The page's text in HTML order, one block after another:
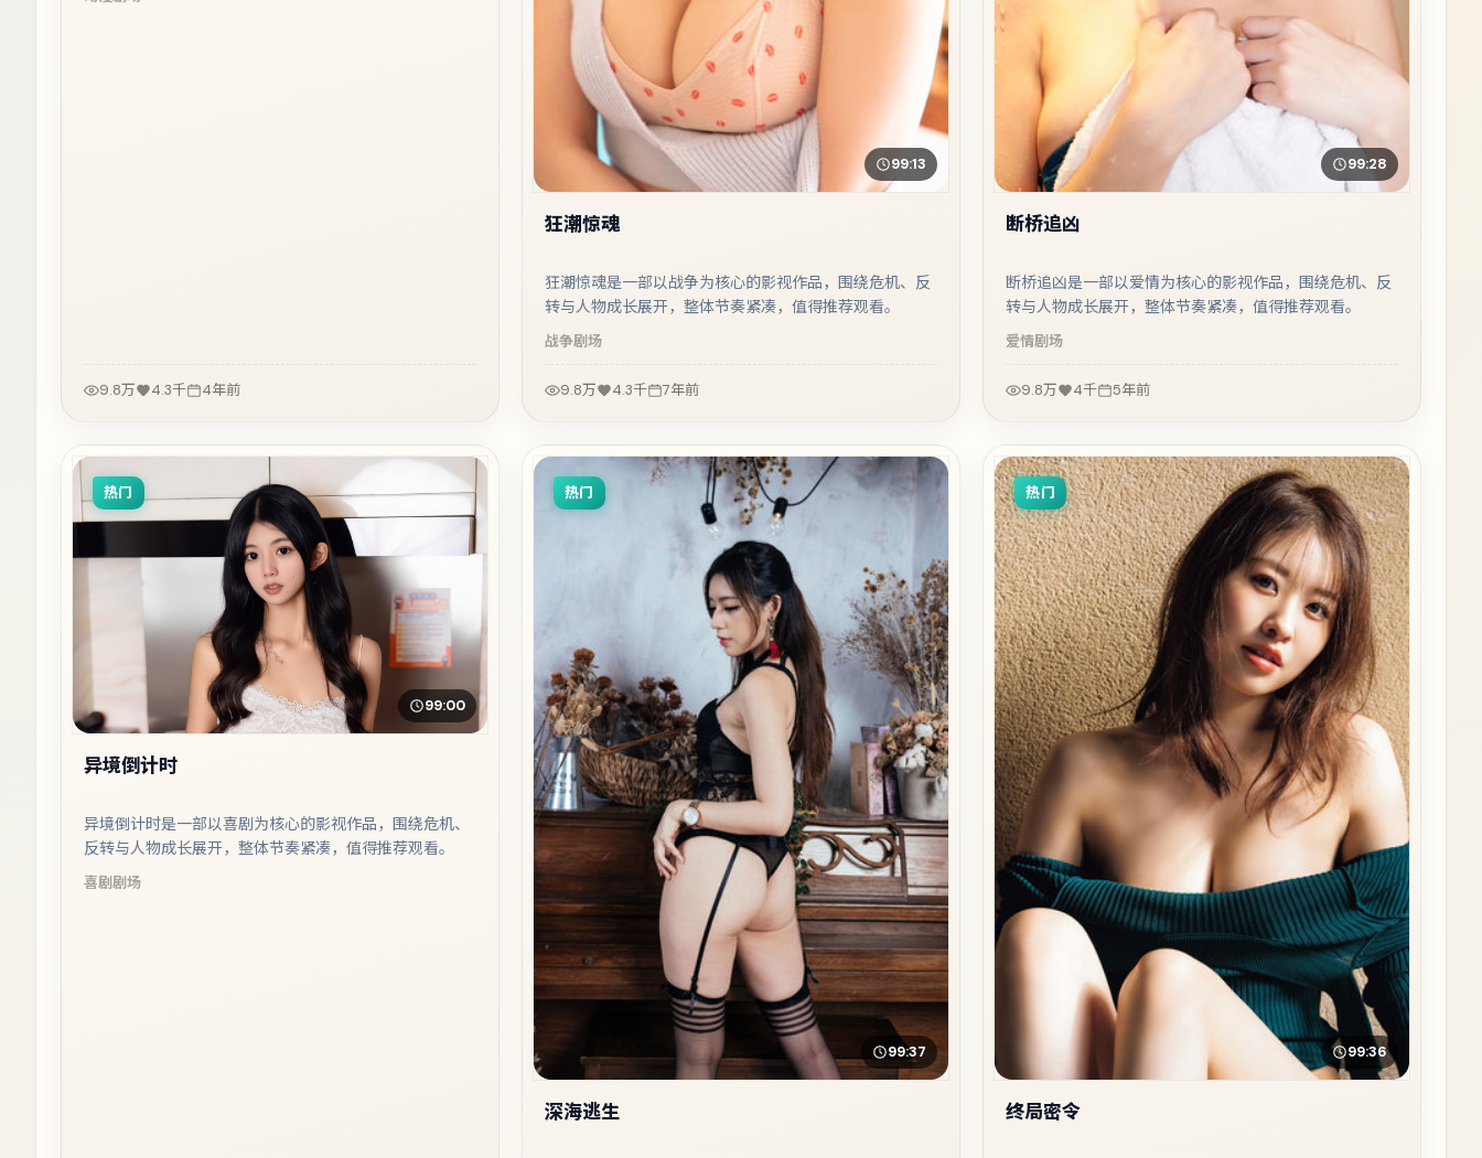
9.8万 4.3千 4年前
99:13
狂潮惊魂
狂潮惊魂是一部以战争为核心的影视作品，围绕危机、反
转与人物成长展开，整体节奏紧凑，值得推荐观看。
战争剧场
9.8万 4.3千 7年前
99:28
断桥追凶
断桥追凶是一部以爱情为核心的影视作品，围绕危机、反
转与人物成长展开，整体节奏紧凑，值得推荐观看。
爱情剧场
9.8万 4千 5年前
热门
99:00
异境倒计时
异境倒计时是一部以喜剧为核心的影视作品，围绕危机、
反转与人物成长展开，整体节奏紧凑，值得推荐观看。
喜剧剧场
热门
99:37
深海逃生
热门
99:36
终局密令